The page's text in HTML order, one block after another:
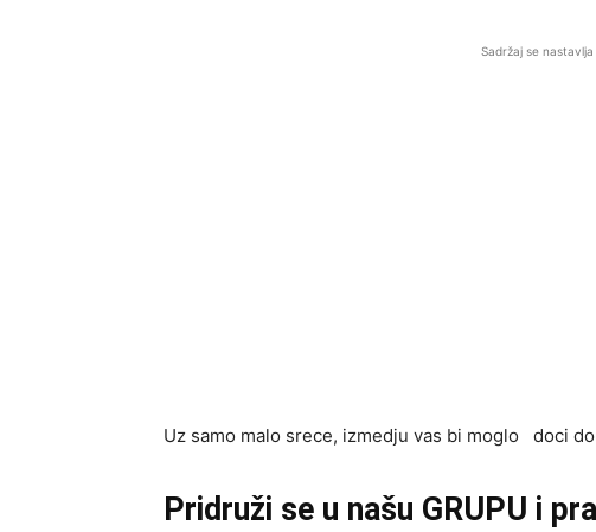
Sadržaj se
Uz samo malo srece, izmedju vas bi moglo doci
Pridruži se u našu GRUPU i